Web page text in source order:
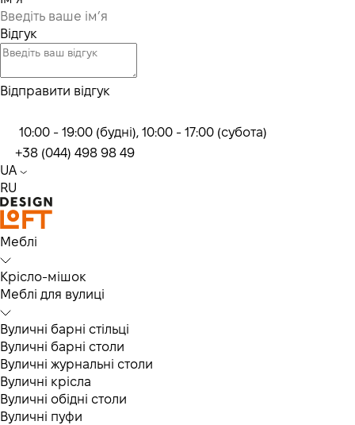
Відгук
Відправити відгук
10:00 - 19:00 (будні), 10:00 - 17:00 (субота)
+38 (044) 498 98 49
UA
RU
Меблі
Крісло-мішок
Меблі для вулиці
Вуличні барні стільці
Вуличні барні столи
Вуличні журнальні столи
Вуличні крісла
Вуличні обідні столи
Вуличні пуфи